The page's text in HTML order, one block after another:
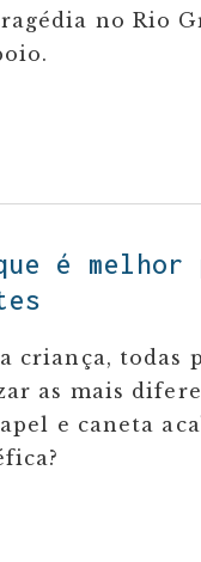
no Rio
é melhor
todas
as mais
e caneta